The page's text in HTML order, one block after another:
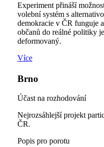
Experiment přináší
volební systém s
demokracie v ČR funguje
občanů do reálné politiky
deformovaný.
Více
Brno
Účast na rozhodování
Nejrozsáhlejší projekt
ČR.
Popis pro porotu